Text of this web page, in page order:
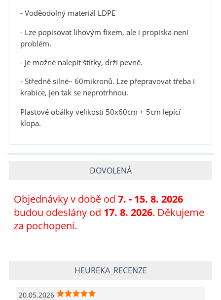
- Voděodolný materiál LDPE
- Lze popisovat lihovým fixem, ale i propiska není
problém.
- Je možné nalepit štítky, drží pevně.
- Středně silné– 60mikronů. Lze přepravovat třeba i
krabice, jen tak se neprotrhnou.
Plastové obálky velikosti 50x60cm + 5cm lepící
klopa.
DOVOLENÁ
Objednávky v době od 7. - 15. 8. 2026
budou odeslány od 17. 8. 2026. Děkujeme
za pochopení.
HEUREKA_RECENZE
20.05.2026